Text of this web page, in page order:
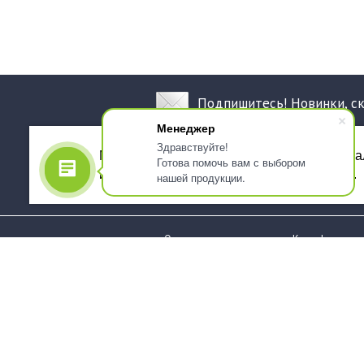
Менеджер
Здравствуйте!
Готова помочь вам с выбором
нашей продукции.
Подпишитесь! Новинки,
О компании
Как оформить
Мы используем файлы cookie, для
использованием сервиса Яндекс.Метрика.